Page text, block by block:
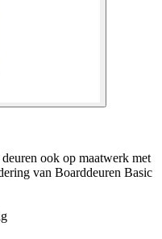
ook op maatwerk met
van Boarddeuren Basic